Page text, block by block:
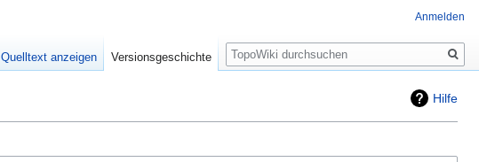
Hilfe
Anmelden
Quelltext anzeigen Versionsgeschichte
Suche